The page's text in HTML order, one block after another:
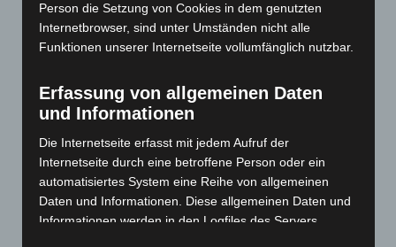
November 2023(130)
Oktober 2023(114)
August 2023(134)
Juli 2023(118)
Juni 2023(142)
Mai 2023(139)
April 2023(155)
März 2023(174)
Person die Setzung von Cookies in dem genutzten
Internetbrowser, sind unter Umständen nicht alle
Funktionen unserer Internetseite vollumfänglich nutzbar.
Erfassung von allgemeinen Daten
und Informationen
Die Internetseite erfasst mit jedem Aufruf der
Internetseite durch eine betroffene Person oder ein
automatisiertes System eine Reihe von allgemeinen
Daten und Informationen. Diese allgemeinen Daten und
Informationen werden in den Logfiles des Servers